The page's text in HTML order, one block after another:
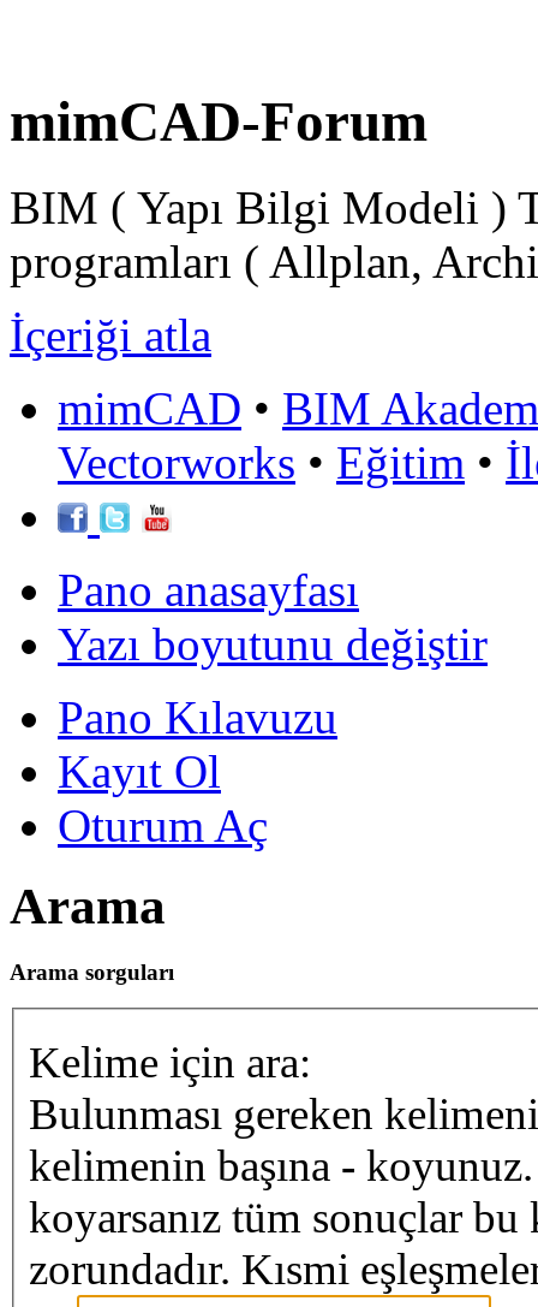
mimCAD-Forum
BIM ( Yapı Bilgi Modeli )
programları ( Allplan,
İçeriği atla
mimCAD • BIM
Vectorworks • Eğitim •
Pano anasayfası
Yazı boyutunu değiştir
Pano Kılavuzu
Kayıt Ol
Oturum Aç
Arama
Arama sorguları
Kelime için ara:
Bulunması gereken
kelimenin başına -
koyarsanız tüm sonuçlar
zorundadır. Kısmi